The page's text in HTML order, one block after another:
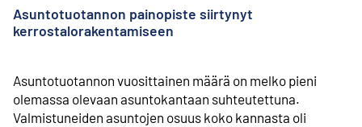
Asuntotuotannon painopiste siirtynyt
kerrostalorakentamiseen
Asuntotuotannon vuosittainen määrä on melko pieni
olemassa olevaan asunto­kantaan suhteutettuna.
Valmistuneiden asuntojen osuus koko kannasta oli